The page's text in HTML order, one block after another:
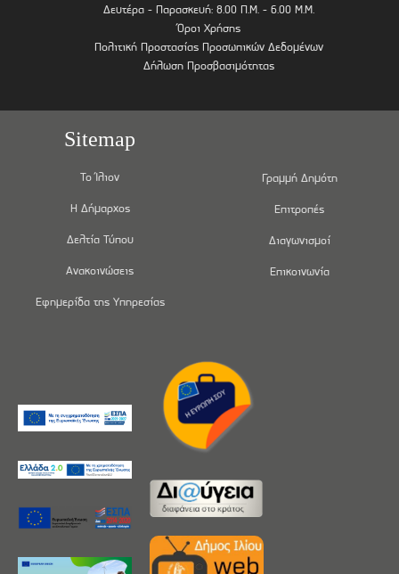
Δευτέρα - Παρασκευή: 8.00 Π.Μ. - 6.00 Μ.Μ.
Όροι Χρήσης
Πολιτική Προστασίας Προσωπικών Δεδομένων
Δήλωση Προσβασιμότητας
Sitemap
Το Ίλιον
Η Δήμαρχος
Δελτία Τύπου
Ανακοινώσεις
Εφημερίδα της Υπηρεσίας
Γραμμή Δημότη
Επιτροπές
Διαγωνισμοί
Επικοινωνία